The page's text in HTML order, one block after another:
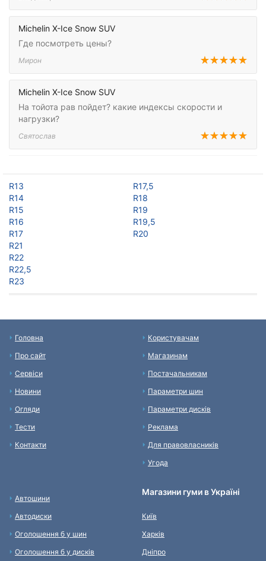
Michelin X-Ice Snow SUV
Где посмотреть цены?
Мирон
Michelin X-Ice Snow SUV
На тойота рав пойдет? какие индексы скорости и
нагрузки?
Святослав
R13
R14
R15
R16
R17
R17,5
R18
R19
R19,5
R20
R21
R22
R22,5
R23
Головна
Про сайт
Сервіси
Новини
Огляди
Тести
Контакти
Користувачам
Магазинам
Постачальникам
Параметри шин
Параметри дисків
Реклама
Для правовласників
Угода
Автошини
Автодиски
Оголошення б у шин
Оголошення б у дисків
Магазини гуми в Україні
Київ
Харків
Дніпро